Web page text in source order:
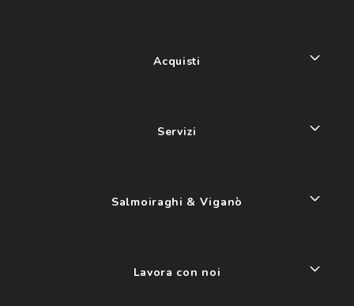
Acquisti
Servizi
Salmoiraghi & Viganò
Lavora con noi